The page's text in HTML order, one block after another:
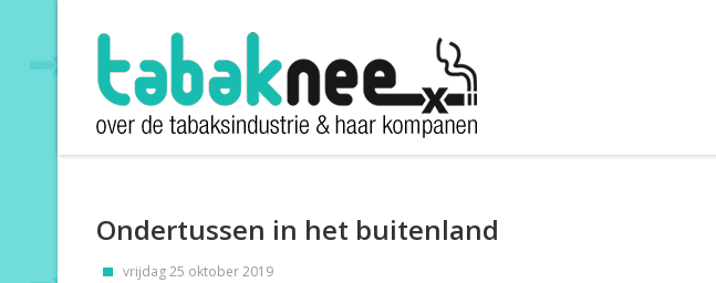
Ondertussen in het buitenland
vrijdag 25 oktober 2019